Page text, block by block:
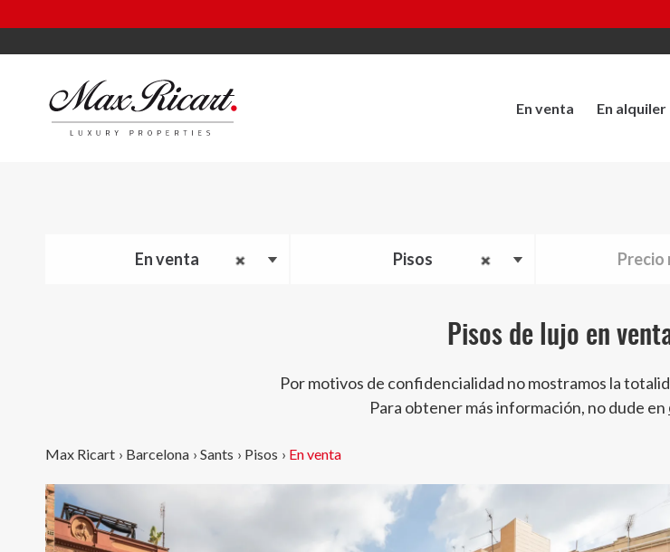
En venta En alquiler
En venta Pisos Precio
Pisos de lujo en
Por motivos de confidencialidad no mostramos la
Para obtener más información, no dude en
Max Ricart › Barcelona › Sants › Pisos › En venta